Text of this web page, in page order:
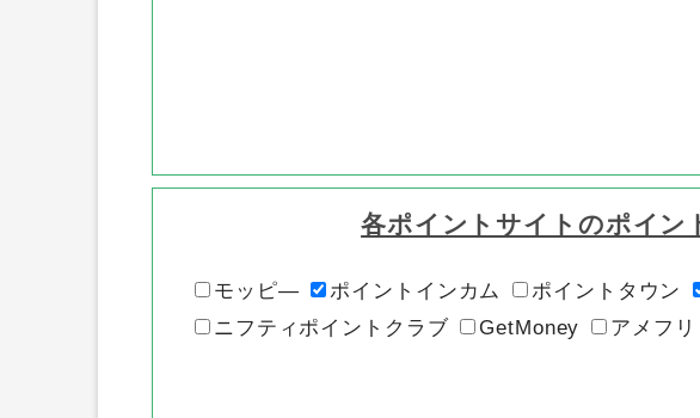
各ポイントサイトのポイン
モッピ― ポイントインカム ポイントタウン
ニフティポイントクラブ
GetMoney アメフリ